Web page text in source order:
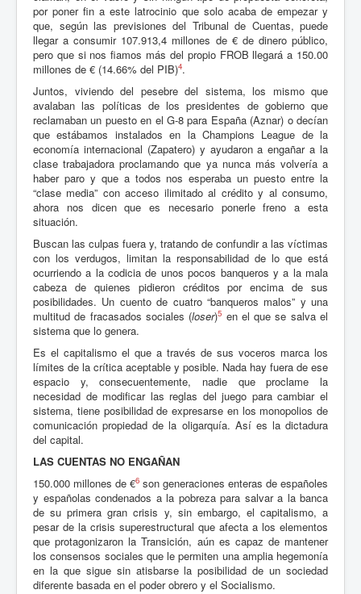
por poner fin a este latrocinio que solo acaba de empezar y
que, según las previsiones del Tribunal de Cuentas, puede
llegar a consumir 107.913,4 millones de € de dinero público,
pero que si nos fiamos más del propio FROB llegará a 150.00
millones de € (14.66% del PIB)4.
Juntos, viviendo del pesebre del sistema, los mismo que
avalaban las políticas de los presidentes de gobierno que
reclamaban un puesto en el G-8 para España (Aznar) o decían
que estábamos instalados en la Champions League de la
economía internacional (Zapatero) y ayudaron a engañar a la
clase trabajadora proclamando que ya nunca más volvería a
haber paro y que a todos nos esperaba un puesto entre la
“clase media” con acceso ilimitado al crédito y al consumo,
ahora nos dicen que es necesario ponerle freno a esta
situación.
Buscan las culpas fuera y, tratando de confundir a las víctimas
con los verdugos, limitan la responsabilidad de lo que está
ocurriendo a la codicia de unos pocos banqueros y a la mala
cabeza de quienes pidieron créditos por encima de sus
posibilidades. Un cuento de cuatro “banqueros malos” y una
multitud de fracasados sociales (loser)5 en el que se salva el
sistema que lo genera.
Es el capitalismo el que a través de sus voceros marca los
límites de la crítica aceptable y posible. Nada hay fuera de ese
espacio y, consecuentemente, nadie que proclame la
necesidad de modificar las reglas del juego para cambiar el
sistema, tiene posibilidad de expresarse en los monopolios de
comunicación propiedad de la oligarquía. Así es la dictadura
del capital.
LAS CUENTAS NO ENGAÑAN
150.000 millones de €6 son generaciones enteras de españoles
y españolas condenados a la pobreza para salvar a la banca
de su primera gran crisis y, sin embargo, el capitalismo, a
pesar de la crisis superestructural que afecta a los elementos
que protagonizaron la Transición, aún es capaz de mantener
los consensos sociales que le permiten una amplia hegemonía
en la que sigue sin atisbarse la posibilidad de un sociedad
diferente basada en el poder obrero y el Socialismo.